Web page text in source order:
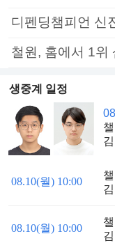
디펜딩챔피언 신
철원, 홈에서 1위
생중계 일정
08.10(월) 10:00
08.10(월) 10:00